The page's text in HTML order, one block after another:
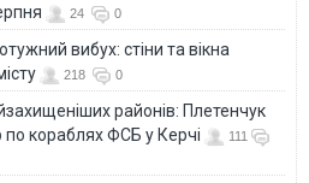
24 0
вибух: стіни та вікна
218 0
районів: Плетенчук
кораблях ФСБ у Керчі
111